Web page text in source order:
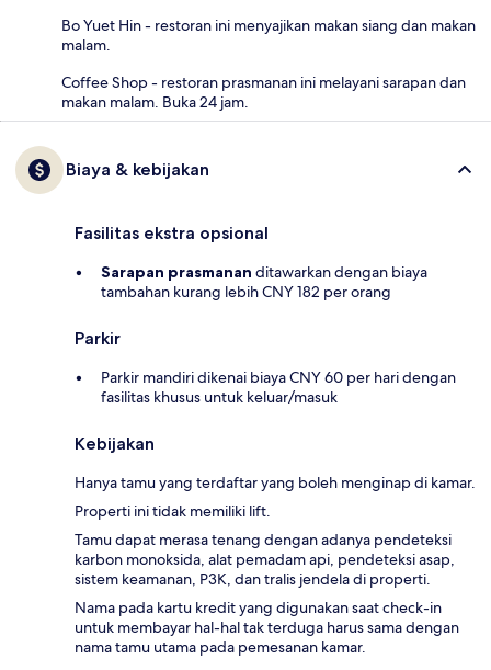
Bo Yuet Hin - restoran ini menyajikan makan siang dan makan
malam.
Coffee Shop - restoran prasmanan ini melayani sarapan dan
makan malam. Buka 24 jam.
Biaya & kebijakan
Fasilitas ekstra opsional
Sarapan prasmanan ditawarkan dengan biaya
tambahan kurang lebih CNY 182 per orang
Parkir
Parkir mandiri dikenai biaya CNY 60 per hari dengan
fasilitas khusus untuk keluar/masuk
Kebijakan
Hanya tamu yang terdaftar yang boleh menginap di kamar.
Properti ini tidak memiliki lift.
Tamu dapat merasa tenang dengan adanya pendeteksi
karbon monoksida, alat pemadam api, pendeteksi asap,
sistem keamanan, P3K, dan tralis jendela di properti.
Nama pada kartu kredit yang digunakan saat check-in
untuk membayar hal-hal tak terduga harus sama dengan
nama tamu utama pada pemesanan kamar.